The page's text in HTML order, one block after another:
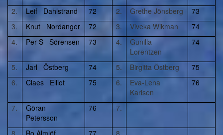
2.
Leif Dahlstrand 72 2. Grethe Jönsberg
73
3.
Knut Nordanger 72 3. Viveka Wikman
74
4.
Per S Sörensen 73 4.
Gunilla
Lorentzen
74
5. Jarl Östberg 74 5. Birgitta Östberg
75
6.
Claes Elliot 75 6.
Eva-Lena
Karlsen
76
7.
Göran
Petersson
76 7.